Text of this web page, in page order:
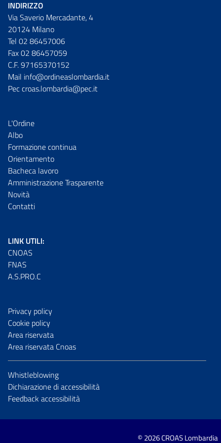
INDIRIZZO
Via Saverio Mercadante, 4
20124 Milano
Tel 02 86457006
Fax 02 86457059
C.F. 97165370152
Mail info@ordineaslombardia.it
Pec croas.lombardia@pec.it
L'Ordine
Albo
Formazione continua
Orientamento
Bacheca lavoro
Amministrazione Trasparente
Novità
Contatti
LINK UTILI:
CNOAS
FNAS
A.S.PRO.C
Privacy policy
Cookie policy
Area riservata
Area riservata Cnoas
Whistleblowing
Dichiarazione di accessibilità
Feedback accessibilità
© 2026 CROAS Lombardia